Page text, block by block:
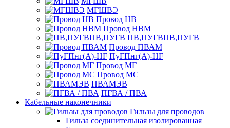
МГШВЭ
Провод НВ
Провод НВМ
ПВ,ПУГВПВ,ПУГВ
Провод ПВАМ
ПуГПнг(A)-HF
Провод МГ
Провод МС
ПВАМЭВ
ПГВА / ПВА
Кабельные наконечники
Гильзы для проводов
Гильза соединительная изолированная